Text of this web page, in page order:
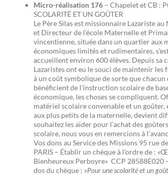
Micro-réalisation 176 – Chapelet et CB :
SCOLARITÉ ET UN GOÛTER
Le Père Silas est missionnaire Lazariste
et Directeur de l’école Maternelle et
vincentienne, située dans un quartier aux
économiques limités et rudimentaires,
accueillent environ 600 élèves. Depuis sa
Lazaristes ont eu le souci de maintenir les
à un coût symbolique de sorte que chacun
bénéficient de l’instruction scolaire de
économique, les choses se compliquent.
matériel scolaire convenable et un
aux plus petits de la maternelle, devient
souhaitez les aider pour l’achat des
scolaire, nous vous en remercions à
Vos dons au Service des Missions 95 rue
PARIS – Établir un chèque à l’ordre de :
Bienheureux Perboyre» CCP 28588E020
dos du chèque : »Pour une scolarité et un